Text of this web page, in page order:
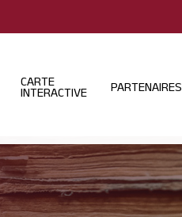
CARTE
INTERACTIVE PARTENAIRES